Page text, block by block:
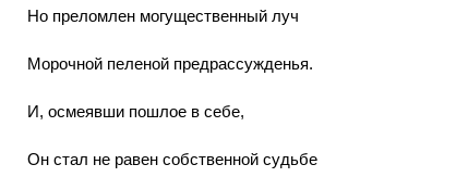
Но преломлен могущественный луч
Морочной пеленой предрассужденья.
И, осмеявши пошлое в себе,
Он стал не равен собственной судьбе